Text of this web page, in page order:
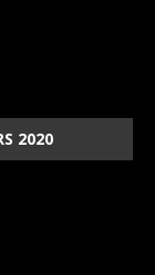
2020